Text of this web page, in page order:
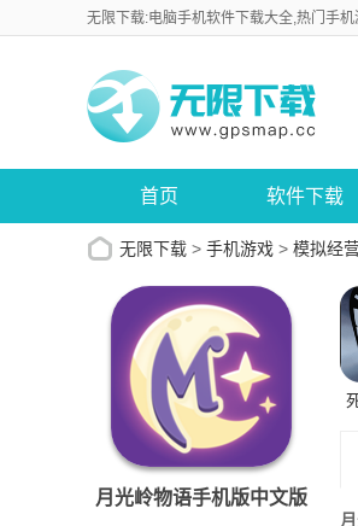
无限下载:电脑手机软件下载大全,热门手
首页 软件下载
无限下载 > 手机游戏 > 模拟经
月光岭物语手机版中文版